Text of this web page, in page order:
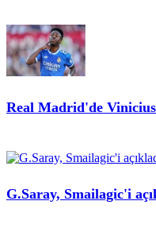
Real Madrid'de
G.Saray, Smailagic'i